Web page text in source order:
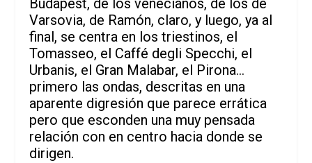
Budapest, de los venecianos, de los de
Varsovia, de Ramón, claro, y luego, ya al
final, se centra en los triestinos, el
Tomasseo, el Caffé degli Specchi, el
Urbanis, el Gran Malabar, el Pirona…
primero las ondas, descritas en una
aparente digresión que parece errática
pero que esconden una muy pensada
relación con en centro hacia donde se
dirigen.